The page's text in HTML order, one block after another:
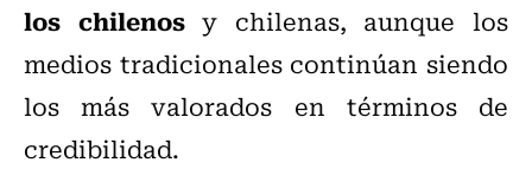
los chilenosy chilenas, aunque los
medios tradicionales continúan siendo
los más valorados en términos de
credibilidad.